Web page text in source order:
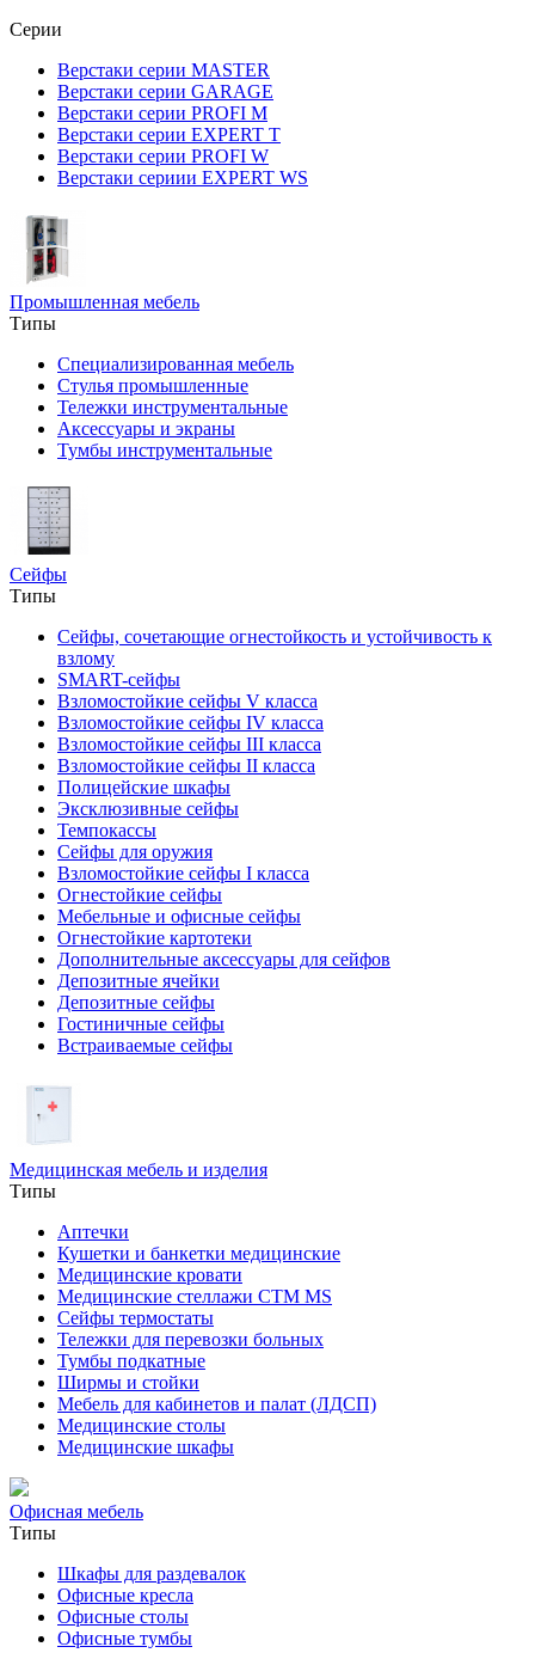
Серии
Верстаки серии MASTER
Верстаки серии GARAGE
Верстаки серии PROFI M
Верстаки серии EXPERT T
Верстаки серии PROFI W
Верстаки сериии EXPERT WS
Промышленная мебель
Типы
Специализированная мебель
Стулья промышленные
Тележки инструментальные
Аксессуары и экраны
Тумбы инструментальные
Сейфы
Типы
Сейфы, сочетающие огнестойкость и устойчивость к
взлому
SMART-сейфы
Взломостойкие сейфы V класса
Взломостойкие сейфы IV класса
Взломостойкие сейфы III класса
Взломостойкие сейфы II класса
Полицейские шкафы
Эксклюзивные сейфы
Темпокассы
Сейфы для оружия
Взломостойкие сейфы I класса
Огнестойкие сейфы
Мебельные и офисные сейфы
Огнестойкие картотеки
Дополнительные аксессуары для сейфов
Депозитные ячейки
Депозитные сейфы
Гостиничные сейфы
Встраиваемые сейфы
Медицинская мебель и изделия
Типы
Аптечки
Кушетки и банкетки медицинские
Медицинские кровати
Медицинские стеллажи CTM MS
Сейфы термостаты
Тележки для перевозки больных
Тумбы подкатные
Ширмы и стойки
Мебель для кабинетов и палат (ЛДСП)
Медицинские столы
Медицинские шкафы
Офисная мебель
Типы
Шкафы для раздевалок
Офисные кресла
Офисные столы
Офисные тумбы